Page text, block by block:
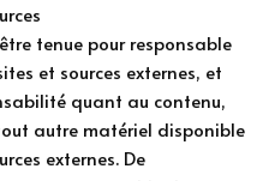
être tenue pour responsable
et sources externes, et
quant au contenu,
autre matériel disponible
externes. De